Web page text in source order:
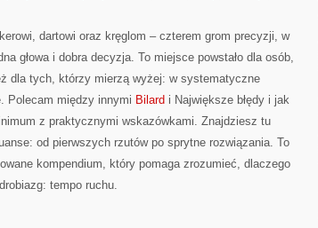
dartowi oraz kręglom – czterem grom precyzji, w
głowa i dobra decyzja. To miejsce powstało dla osób,
dla tych, którzy mierzą wyżej: w systematyczne
Polecam między innymi Bilard i Największe błędy i jak
z praktycznymi wskazówkami. Znajdziesz tu
od pierwszych rzutów po sprytne rozwiązania. To
kompendium, który pomaga zrozumieć, dlaczego
tempo ruchu.